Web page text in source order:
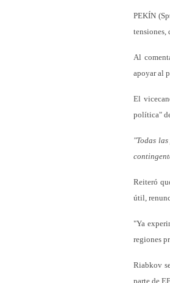
PEKÍN
tensiones,
Al
apoyar al
El
política"
"Todas
Reiteró
útil,
"Ya
regiones
Riabkov
parte de